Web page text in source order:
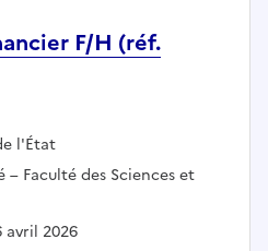
F/H (réf.
l'État
– Faculté des Sciences et
avril 2026